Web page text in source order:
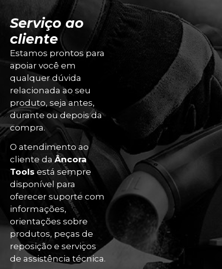
Serviço ao
cliente
Estamos prontos para
apoiar você em
qualquer dúvida
relacionada ao seu
produto, seja antes,
durante ou depois da
compra.
O atendimento ao
cliente da Âncora
Tools está sempre
disponível para
oferecer suporte com
informações,
orientações sobre
produtos, peças de
reposição e serviços
de assistência técnica.